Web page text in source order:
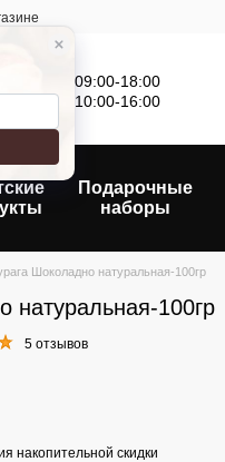
пятница: 09:00-18:00
10:00-16:00
Подарочные
наборы
Шоколадно натуральная-100гр
натуральная-100гр
5 отзывов
накопительной скидки